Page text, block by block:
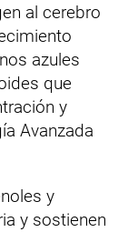
al cerebro
azules
que
y
Avanzada
y
y sostienen